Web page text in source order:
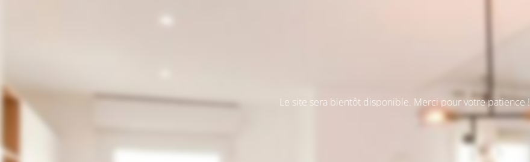
Le site sera bientôt disponible. Merci pour votre patience !